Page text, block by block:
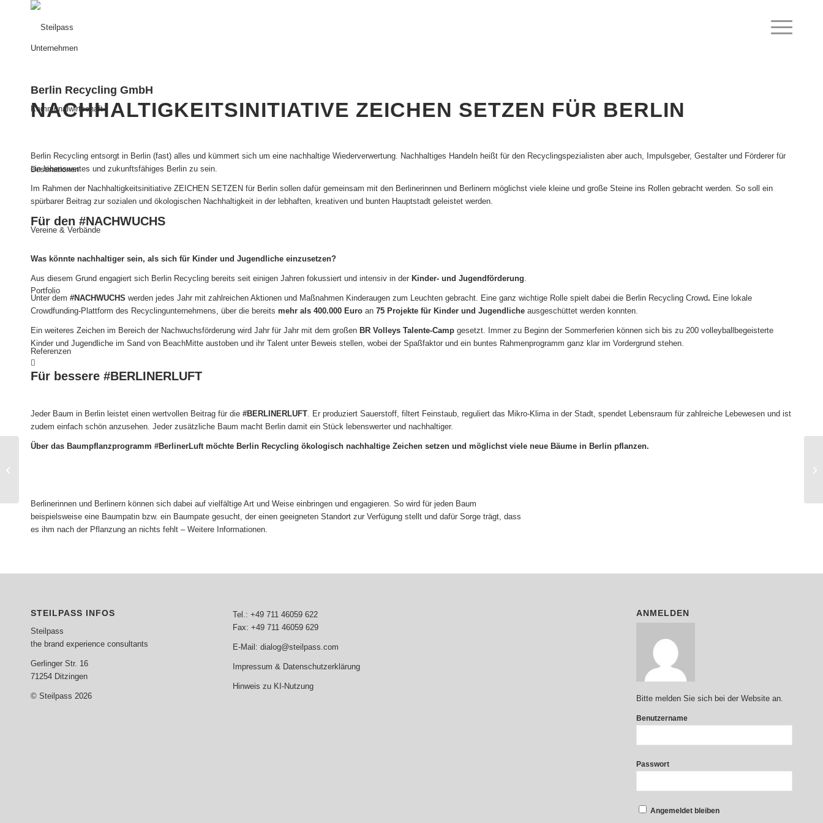
Unternehmen
Kommunalwirtschaft
Destinationen
Vereine & Verbände
Portfolio
Referenzen
Berlin Recycling GmbH
NACHHALTIGKEITSINITIATIVE ZEICHEN SETZEN FÜR BERLIN
Berlin Recycling entsorgt in Berlin (fast) alles und kümmert sich um eine nachhaltige Wiederverwertung. Nachhaltiges Handeln heißt für den Recyclingspezialisten aber auch, Impulsgeber, Gestalter und Förderer für
ein lebenswertes und zukunftsfähiges Berlin zu sein.
Im Rahmen der Nachhaltigkeitsinitiative ZEICHEN SETZEN für Berlin sollen dafür gemeinsam mit den Berlinerinnen und Berlinern möglichst viele kleine und große Steine ins Rollen gebracht werden. So soll ein
spürbarer Beitrag zur sozialen und ökologischen Nachhaltigkeit in der lebhaften, kreativen und bunten Hauptstadt geleistet werden.
Für den #NACHWUCHS
Was könnte nachhaltiger sein, als sich für Kinder und Jugendliche einzusetzen?
Aus diesem Grund engagiert sich Berlin Recycling bereits seit einigen Jahren fokussiert und intensiv in der Kinder- und Jugendförderung.
Unter dem #NACHWUCHS werden jedes Jahr mit zahlreichen Aktionen und Maßnahmen Kinderaugen zum Leuchten gebracht. Eine ganz wichtige Rolle spielt dabei die Berlin Recycling Crowd. Eine lokale
Crowdfunding-Plattform des Recyclingunternehmens, über die bereits mehr als 400.000 Euro an 75 Projekte für Kinder und Jugendliche ausgeschüttet werden konnten.
Ein weiteres Zeichen im Bereich der Nachwuchsförderung wird Jahr für Jahr mit dem großen BR Volleys Talente-Camp gesetzt. Immer zu Beginn der Sommerferien können sich bis zu 200 volleyballbegeisterte
Kinder und Jugendliche im Sand von BeachMitte austoben und ihr Talent unter Beweis stellen, wobei der Spaßfaktor und ein buntes Rahmenprogramm ganz klar im Vordergrund stehen.
Für bessere #BERLINERLUFT
Jeder Baum in Berlin leistet einen wertvollen Beitrag für die #BERLINERLUFT. Er produziert Sauerstoff, filtert Feinstaub, reguliert das Mikro-Klima in der Stadt, spendet Lebensraum für zahlreiche Lebewesen und ist
zudem einfach schön anzusehen. Jeder zusätzliche Baum macht Berlin damit ein Stück lebenswerter und nachhaltiger.
Über das Baumpflanzprogramm #BerlinerLuft möchte Berlin Recycling ökologisch nachhaltige Zeichen setzen und möglichst viele neue Bäume in Berlin pflanzen.
Berlinerinnen und Berlinern können sich dabei auf vielfältige Art und Weise einbringen und engagieren. So wird für jeden Baum
beispielsweise eine Baumpatin bzw. ein Baumpate gesucht, der einen geeigneten Standort zur Verfügung stellt und dafür Sorge trägt, dass
es ihm nach der Pflanzung an nichts fehlt – Weitere Informationen
STEILPASS INFOS
Steilpass
the brand experience consultants
Gerlinger Str. 16
71254 Ditzingen
© Steilpass 2026
Tel.: +49 711 46059 622
Fax: +49 711 46059 629
E-Mail: dialog@steilpass.com
Impressum & Datenschutzerklärung
Hinweis zu KI-Nutzung
ANMELDEN
Bitte melden Sie sich bei der Website an.
Benutzername
Passwort
Angemeldet bleiben